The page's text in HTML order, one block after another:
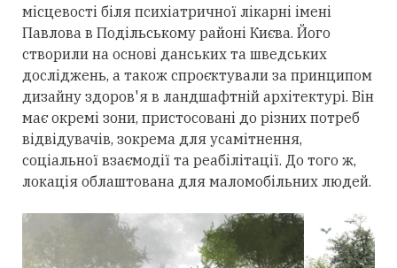
місцевості біля психіатричної лікарні імені
Павлова в Подільському районі Києва. Його
створили на основі данських та шведських
досліджень, а також спроєктували за принципом
дизайну здоров'я в ландшафтній архітектурі. Він
має окремі зони, пристосовані до різних потреб
відвідувачів, зокрема для усамітнення,
соціальної взаємодії та реабілітації. До того ж,
локація облаштована для маломобільних людей.